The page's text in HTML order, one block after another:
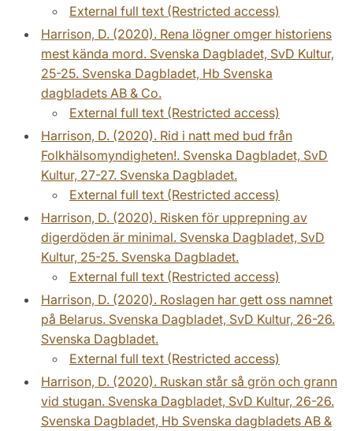
External full text (Restricted access)
Harrison, D. (2020). Rena lögner omger historiens
mest kända mord. Svenska Dagbladet, SvD Kultur,
25-25. Svenska Dagbladet, Hb Svenska
dagbladets AB & Co.
External full text (Restricted access)
Harrison, D. (2020). Rid i natt med bud från
Folkhälsomyndigheten!. Svenska Dagbladet, SvD
Kultur, 27-27. Svenska Dagbladet.
External full text (Restricted access)
Harrison, D. (2020). Risken för upprepning av
digerdöden är minimal. Svenska Dagbladet, SvD
Kultur, 25-25. Svenska Dagbladet.
External full text (Restricted access)
Harrison, D. (2020). Roslagen har gett oss namnet
på Belarus. Svenska Dagbladet, SvD Kultur, 26-26.
Svenska Dagbladet.
External full text (Restricted access)
Harrison, D. (2020). Ruskan står så grön och grann
vid stugan. Svenska Dagbladet, SvD Kultur, 26-26.
Svenska Dagbladet, Hb Svenska dagbladets AB &